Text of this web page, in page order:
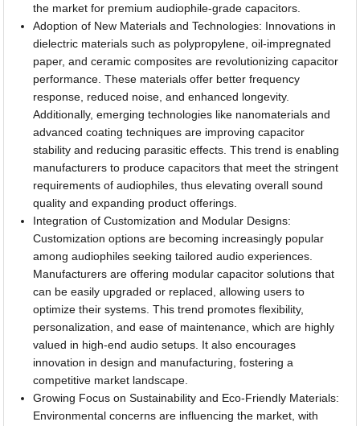
the market for premium audiophile-grade capacitors.
Adoption of New Materials and Technologies: Innovations in
dielectric materials such as polypropylene, oil-impregnated
paper, and ceramic composites are revolutionizing capacitor
performance. These materials offer better frequency
response, reduced noise, and enhanced longevity.
Additionally, emerging technologies like nanomaterials and
advanced coating techniques are improving capacitor
stability and reducing parasitic effects. This trend is enabling
manufacturers to produce capacitors that meet the stringent
requirements of audiophiles, thus elevating overall sound
quality and expanding product offerings.
Integration of Customization and Modular Designs:
Customization options are becoming increasingly popular
among audiophiles seeking tailored audio experiences.
Manufacturers are offering modular capacitor solutions that
can be easily upgraded or replaced, allowing users to
optimize their systems. This trend promotes flexibility,
personalization, and ease of maintenance, which are highly
valued in high-end audio setups. It also encourages
innovation in design and manufacturing, fostering a
competitive market landscape.
Growing Focus on Sustainability and Eco-Friendly Materials:
Environmental concerns are influencing the market, with